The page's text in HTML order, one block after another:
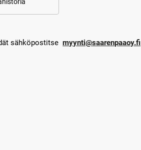
sähköpostitsemyynti@saarenpaaoy.fi